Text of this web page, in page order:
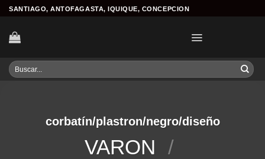
Skip
content
SANTIAGO, ANTOFAGASTA, IQUIQUE, CONCEPCION
Buscar
por:
corbatín/plastron/negro/diseño
VARON /